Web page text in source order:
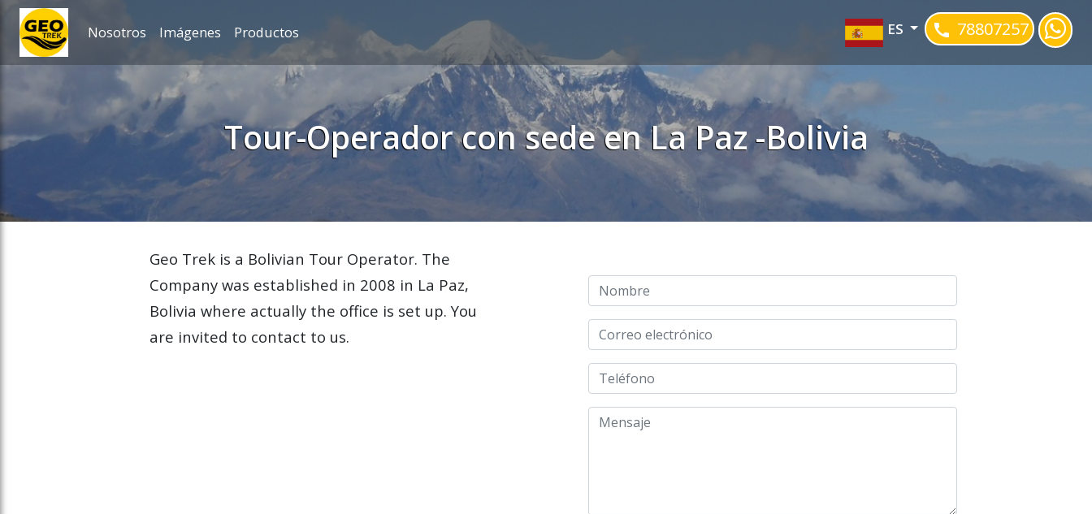
slideout menu.
Nosotros Imágenes Productos ES 78807257
Tour-Operador con sede en La Paz -Bolivia
Geo Trek is a Bolivian Tour Operator. The
Company was established in 2008 in La Paz,
Bolivia where actually the office is set up. You
are invited to contact to us.